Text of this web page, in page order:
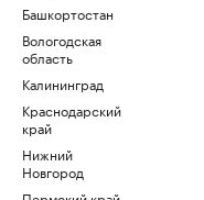
Башкортостан
Вологодская
область
Калининград
Краснодарский
край
Нижний
Новгород